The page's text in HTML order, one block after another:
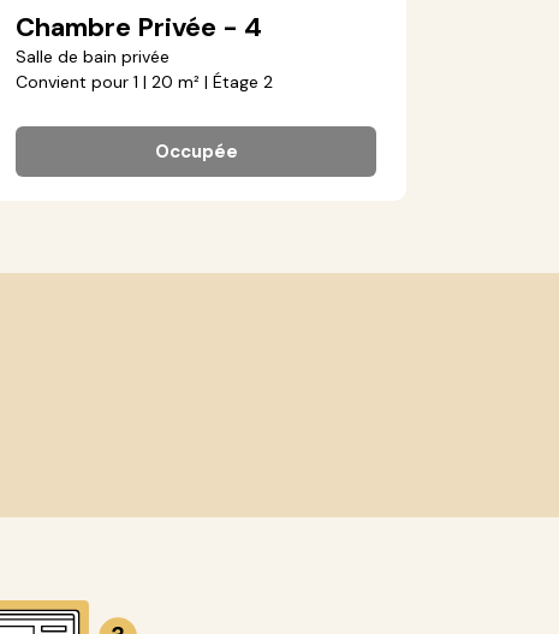
Chambre Privée - 4
Salle de bain privée
Convient pour 1 | 20 m² | Étage 2
Occupée